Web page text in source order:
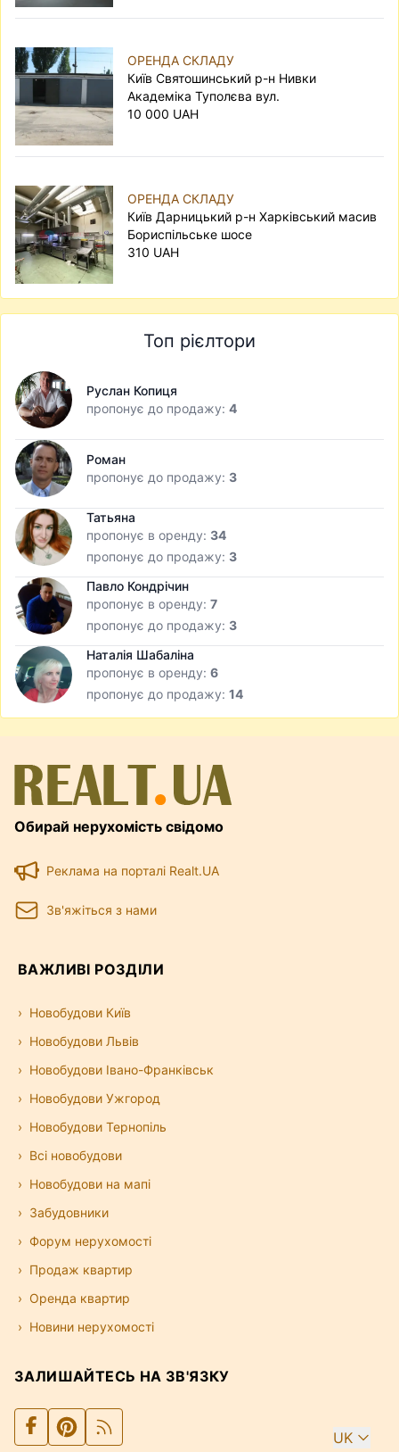
ОРЕНДА СКЛАДУ
Київ Святошинський р-н Нивки
Академіка Туполєва вул.
10 000 UAH
ОРЕНДА СКЛАДУ
Київ Дарницький р-н Харківський масив
Бориспільське шосе
310 UAH
Топ рієлтори
Руслан Копиця
пропонує до продажу: 4
Роман
пропонує до продажу: 3
Татьяна
пропонує в оренду: 34
пропонує до продажу: 3
Павло Кондрічин
пропонує в оренду: 7
пропонує до продажу: 3
Наталія Шабаліна
пропонує в оренду: 6
пропонує до продажу: 14
Обирай нерухомість свідомо
Реклама на порталі Realt.UA
Зв'яжіться з нами
ВАЖЛИВІ РОЗДІЛИ
Новобудови Київ
Новобудови Львів
Новобудови Івано-Франківськ
Новобудови Ужгород
Новобудови Тернопіль
Всі новобудови
Новобудови на мапі
Забудовники
Форум нерухомості
Продаж квартир
Оренда квартир
Новини нерухомості
ЗАЛИШАЙТЕСЬ НА ЗВ'ЯЗКУ
UK